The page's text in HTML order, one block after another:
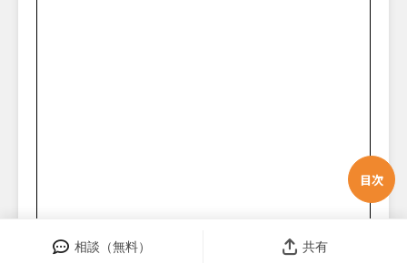
相談（無料） 共有
目次